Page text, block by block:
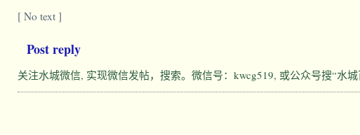
[ No text ]
Post reply
关注水城微信, 实现微信发帖，搜索。微信号：kwcg519, 或公众号搜“水城